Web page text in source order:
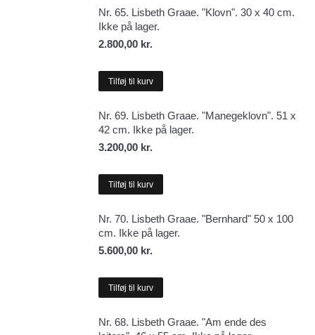
Nr. 65. Lisbeth Graae. "Klovn". 30 x 40 cm.
Ikke på lager.
2.800,00 kr.
Tilføj til kurv
Nr. 69. Lisbeth Graae. "Manegeklovn". 51 x
42 cm. Ikke på lager.
3.200,00 kr.
Tilføj til kurv
Nr. 70. Lisbeth Graae. "Bernhard" 50 x 100
cm. Ikke på lager.
5.600,00 kr.
Tilføj til kurv
Nr. 68. Lisbeth Graae. "Am ende des